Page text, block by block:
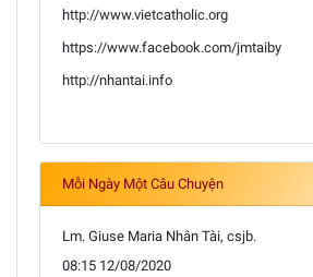
http://www.vietcatholic.org
https://www.facebook.com/jmtaiby
http://nhantai.info
Mỗi Ngày Một Câu Chuyện
Lm. Giuse Maria Nhân Tài, csjb.
08:15 12/08/2020